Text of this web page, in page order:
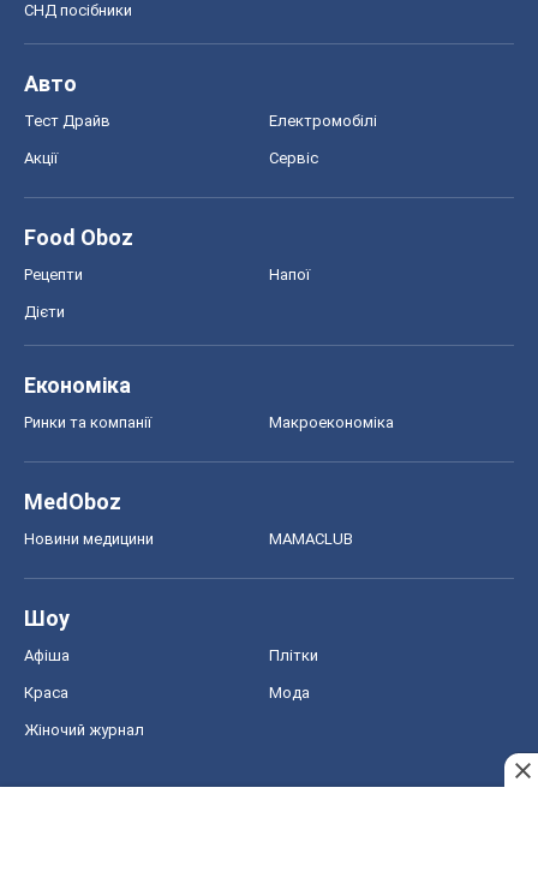
СНД посібники
Авто
Тест Драйв Електромобілі
Акції Сервіс
Food Oboz
Рецепти Напої
Дієти
Економіка
Ринки та компанії Макроекономіка
MedOboz
Новини медицини MAMACLUB
Шоу
Афіша Плітки
Краса Мода
Жіночий журнал